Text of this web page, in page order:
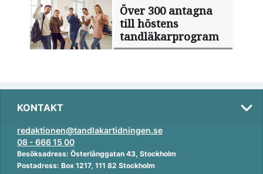
Över 300 antagna
till höstens
tandläkarprogram
KONTAKT
redaktionen@tandlakartidningen.se
08 - 666 15 00
Besöksadress: Österlånggatan 43, Stockholm
Postadress: Box 1217, 111 82 Stockholm